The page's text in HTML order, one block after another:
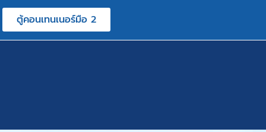
ตู้คอนเทนเนอร์มือ 2